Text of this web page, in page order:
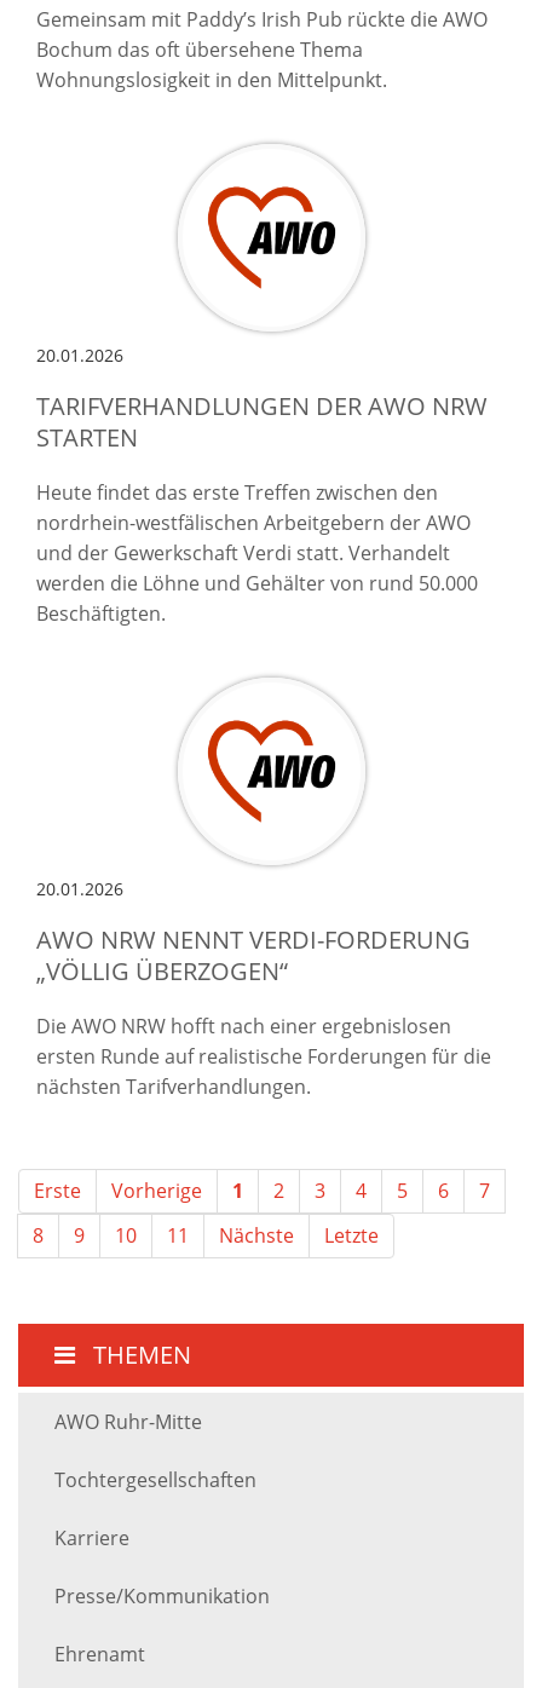
Gemeinsam mit Paddy’s Irish Pub rückte die AWO
Bochum das oft übersehene Thema
Wohnungslosigkeit in den Mittelpunkt.
20.01.2026
TARIFVERHANDLUNGEN DER AWO NRW
STARTEN
Heute findet das erste Treffen zwischen den
nordrhein-westfälischen Arbeitgebern der AWO
und der Gewerkschaft Verdi statt. Verhandelt
werden die Löhne und Gehälter von rund 50.000
Beschäftigten.
20.01.2026
AWO NRW NENNT VERDI-FORDERUNG
„VÖLLIG ÜBERZOGEN“
Die AWO NRW hofft nach einer ergebnislosen
ersten Runde auf realistische Forderungen für die
nächsten Tarifverhandlungen.
Erste Vorherige 1 2 3 4 5 6
7
8
9 10 11 Nächste Letzte
THEMEN
AWO Ruhr-Mitte
Tochtergesellschaften
Karriere
Presse/Kommunikation
Ehrenamt